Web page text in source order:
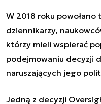
W 2018 roku
dziennikarzy,
którzy mieli wspierać
podejmowaniu decyzji
naruszających jego
Jedną z decyzji